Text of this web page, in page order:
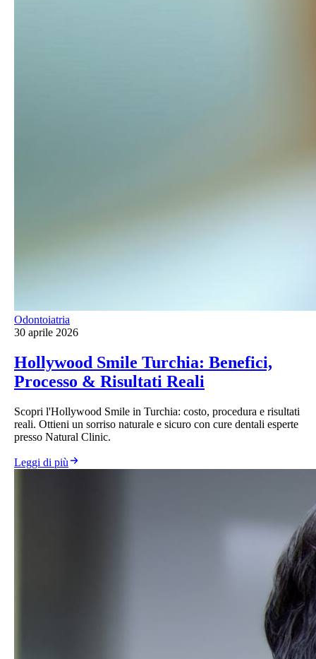
Odontoiatria
30 aprile 2026
Hollywood Smile Turchia: Benefici,
Processo & Risultati Reali
Scopri l'Hollywood Smile in Turchia: costo, procedura e risultati
reali. Ottieni un sorriso naturale e sicuro con cure dentali esperte
presso Natural Clinic.
Leggi di più